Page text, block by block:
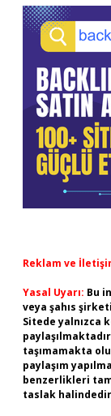
Reklam ve
Yasal Uyarı: Bu
veya şahıs
Sitede yalnızca
taşımamakta
paylaşım
benzerlikleri
taslak